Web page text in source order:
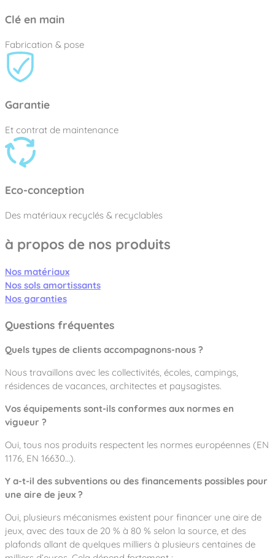
Clé en main
Fabrication & pose
Garantie
Et contrat de maintenance
Eco-conception
Des matériaux recyclés & recyclables
à propos de nos produits
Nos matériaux
Nos sols amortissants
Nos garanties
Questions fréquentes
Quels types de clients accompagnons-nous ?
Nous travaillons avec les collectivités, écoles, campings,
résidences de vacances, architectes et paysagistes.
Vos équipements sont-ils conformes aux normes en
vigueur ?
Oui, tous nos produits respectent les normes européennes (EN
1176, EN 16630…).
Y a-t-il des subventions ou des financements possibles pour
une aire de jeux ?
Oui, plusieurs mécanismes existent pour financer une aire de
jeux, avec des taux de 20 % à 80 % selon la source, et des
plafonds allant de quelques milliers à plusieurs centaines de